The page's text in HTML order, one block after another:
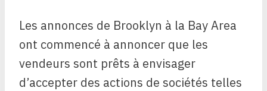
Les annonces de Brooklyn à la Bay Area
ont commencé à annoncer que les
vendeurs sont prêts à envisager
d’accepter des actions de sociétés telles